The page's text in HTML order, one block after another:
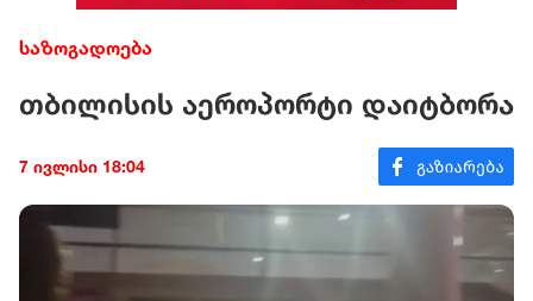
საზოგადოება
თბილისის აეროპორტი დაიტბორა
7 ივლისი 18:04